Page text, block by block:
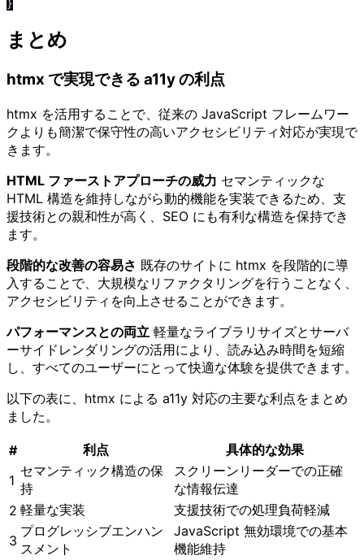
まとめ
htmx で実現できる a11y の利点
htmx を活用することで、従来の JavaScript フレームワー
クよりも簡潔で保守性の高いアクセシビリティ対応が実現で
きます。
HTML ファーストアプローチの威力 セマンティックな
HTML 構造を維持しながら動的機能を実装できるため、支
援技術との親和性が高く、SEO にも有利な構造を保持でき
ます。
段階的な改善の容易さ 既存のサイトに htmx を段階的に導
入することで、大規模なリファクタリングを行うことなく、
アクセシビリティを向上させることができます。
パフォーマンスとの両立 軽量なライブラリサイズとサーバ
ーサイドレンダリングの活用により、読み込み時間を短縮
し、すべてのユーザーにとって快適な体験を提供できます。
以下の表に、htmx による a11y 対応の主要な利点をまとめ
ました。
# 利点
具体的な効果
1
セマンティック構造の保
持
スクリーンリーダーでの正確
な情報伝達
2 軽量な実装
支援技術での処理負荷軽減
3
プログレッシブエンハン
スメント
JavaScript 無効環境での基本
機能維持